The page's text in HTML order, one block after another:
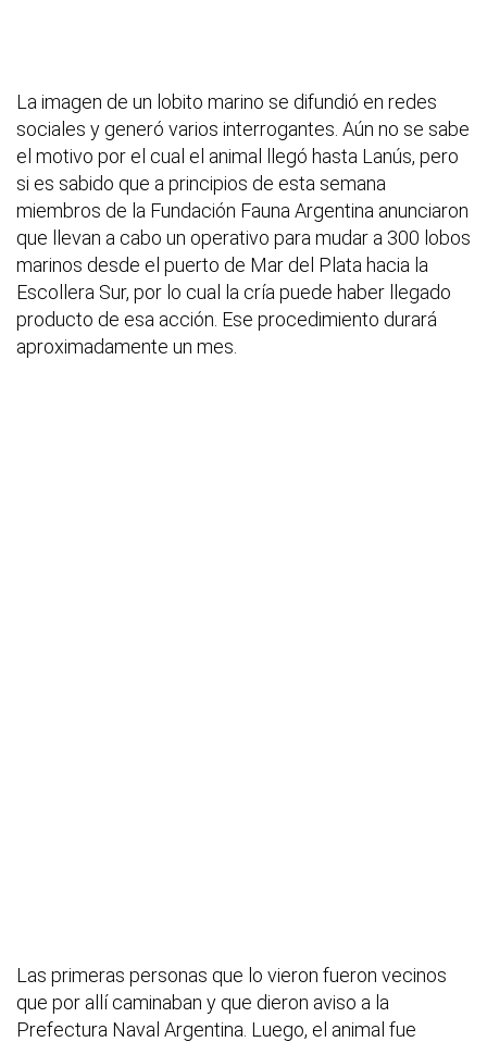
La imagen de un lobito marino se difundió en redes
sociales y generó varios interrogantes. Aún no se sabe
el motivo por el cual el animal llegó hasta Lanús, pero
si es sabido que a principios de esta semana
miembros de la Fundación Fauna Argentina anunciaron
que llevan a cabo un operativo para mudar a 300 lobos
marinos desde el puerto de Mar del Plata hacia la
Escollera Sur, por lo cual la cría puede haber llegado
producto de esa acción. Ese procedimiento durará
aproximadamente un mes.
Las primeras personas que lo vieron fueron vecinos
que por allí caminaban y que dieron aviso a la
Prefectura Naval Argentina. Luego, el animal fue